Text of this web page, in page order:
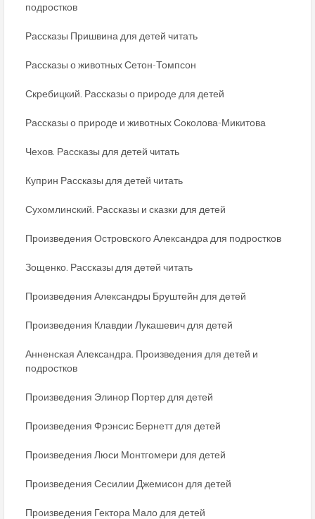
подростков
Рассказы Пришвина для детей читать
Рассказы о животных Сетон-Томпсон
Скребицкий. Рассказы о природе для детей
Рассказы о природе и животных Соколова-Микитова
Чехов. Рассказы для детей читать
Куприн Рассказы для детей читать
Сухомлинский. Рассказы и сказки для детей
Произведения Островского Александра для подростков
Зощенко. Рассказы для детей читать
Произведения Александры Бруштейн для детей
Произведения Клавдии Лукашевич для детей
Анненская Александра. Произведения для детей и
подростков
Произведения Элинор Портер для детей
Произведения Фрэнсис Бернетт для детей
Произведения Люси Монтгомери для детей
Произведения Сесилии Джемисон для детей
Произведения Гектора Мало для детей